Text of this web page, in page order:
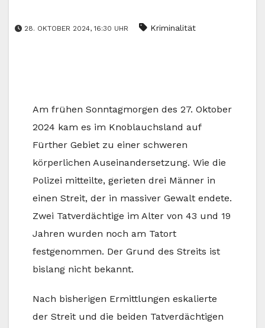
28. OKTOBER 2024, 16:30 UHR Kriminalität
Am frühen Sonntagmorgen des 27. Oktober
2024 kam es im Knoblauchsland auf
Fürther Gebiet zu einer schweren
körperlichen Auseinandersetzung. Wie die
Polizei mitteilte, gerieten drei Männer in
einen Streit, der in massiver Gewalt endete.
Zwei Tatverdächtige im Alter von 43 und 19
Jahren wurden noch am Tatort
festgenommen. Der Grund des Streits ist
bislang nicht bekannt.
Nach bisherigen Ermittlungen eskalierte
der Streit und die beiden Tatverdächtigen